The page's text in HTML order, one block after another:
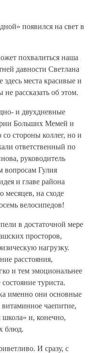
появился на свет в
похвалиться наша
давности Светлана
места красивые и
рассказать об этом.
и двухдневные
Больших Мемей и
стороны коллег, но и
ответственный по
руководитель
вопросам Гулия
и главе района
месяцев, на сходе
велосипедов!
в достаточной мере
просторов,
нагрузку.
расстояния,
и тем эмоциональнее
туриста.
именно они основные
чаепитие,
школа» и, конечно,
блюд.
И сразу, с